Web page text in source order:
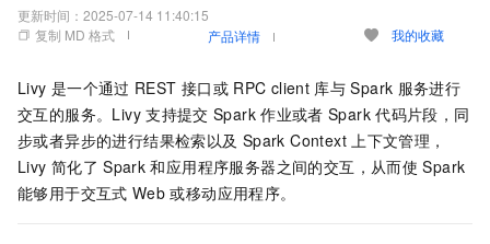
更新时间： 2025-07-14 11:40:15
复制 MD 格式
产品详情 我的收藏
Livy 是一个通过 REST 接口或 RPC client 库与 Spark 服务进行
交互的服务。Livy 支持提交 Spark 作业或者 Spark 代码片段，同
步或者异步的进行结果检索以及 Spark Context 上下文管理，
Livy 简化了 Spark 和应用程序服务器之间的交互，从而使 Spark
能够用于交互式 Web 或移动应用程序。